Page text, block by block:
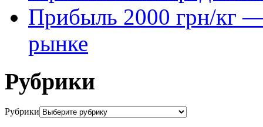
Прибыль 2000 грн/кг —
рынке
Рубрики
Рубрики